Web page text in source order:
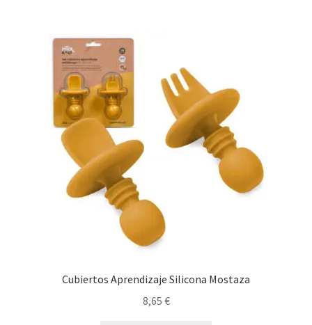
Cubiertos Aprendizaje Silicona Mostaza
8,65 €